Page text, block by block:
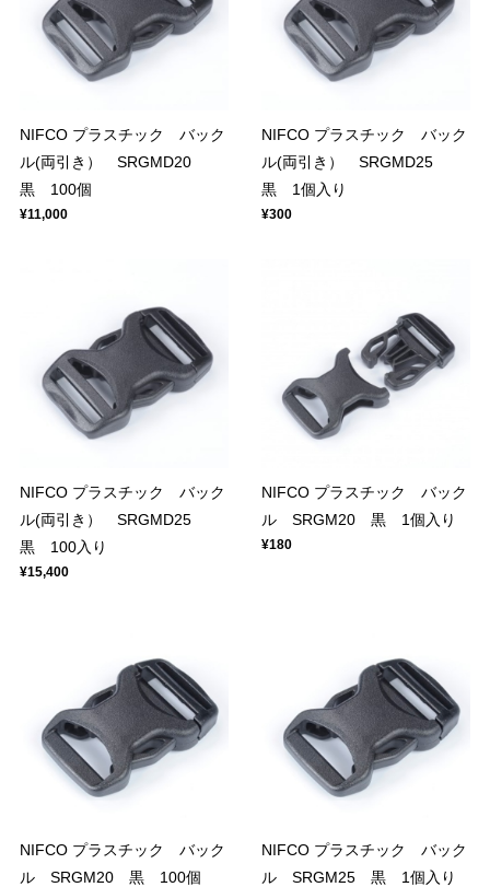
NIFCO プラスチック バック
ル(両引き） SRGMD20
黒 100個
¥11,000
NIFCO プラスチック バック
ル(両引き） SRGMD25
黒 1個入り
¥300
NIFCO プラスチック バック
ル(両引き） SRGMD25
黒 100入り
¥15,400
NIFCO プラスチック バック
ル SRGM20 黒 1個入り
¥180
NIFCO プラスチック バック
ル SRGM20 黒 100個
NIFCO プラスチック バック
ル SRGM25 黒 1個入り